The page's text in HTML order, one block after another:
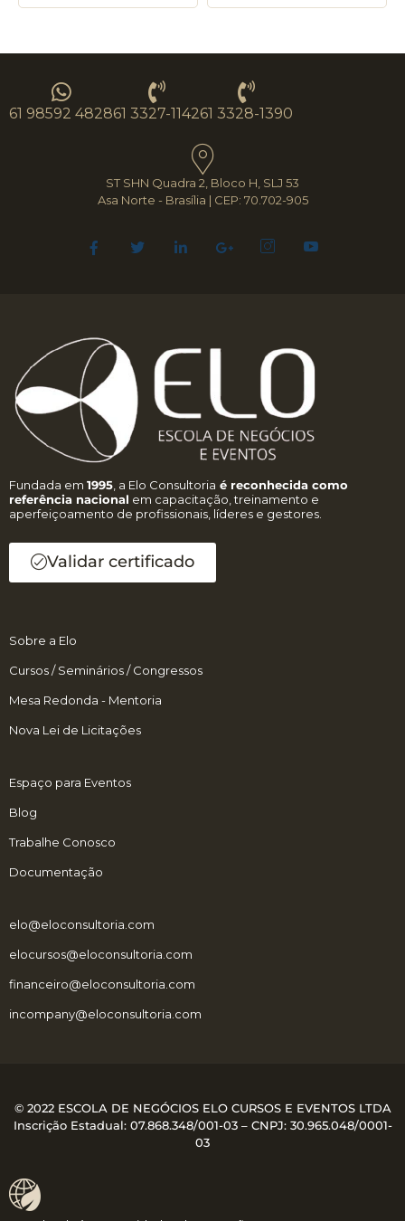
61 98592 482861 3327-114261 3328-1390
ST SHN Quadra 2, Bloco H, SLJ 53
Asa Norte - Brasília | CEP: 70.702-905
Fundada em 1995 , a Elo Consultoria é reconhecida como
referência nacional em capacitação, treinamento e
aperfeiçoamento de profissionais, líderes e gestores.
Validar certificado
Sobre a Elo
Cursos / Seminários / Congressos
Mesa Redonda - Mentoria
Nova Lei de Licitações
Espaço para Eventos
Blog
Trabalhe Conosco
Documentação
elo@eloconsultoria.com
elocursos@eloconsultoria.com
financeiro@eloconsultoria.com
incompany@eloconsultoria.com
© 2022 ESCOLA DE NEGÓCIOS ELO CURSOS E EVENTOS LTDA
Inscrição Estadual: 07.868.348/001-03 – CNPJ: 30.965.048/0001-
03